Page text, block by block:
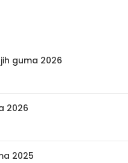
guma 2026
2026
2025